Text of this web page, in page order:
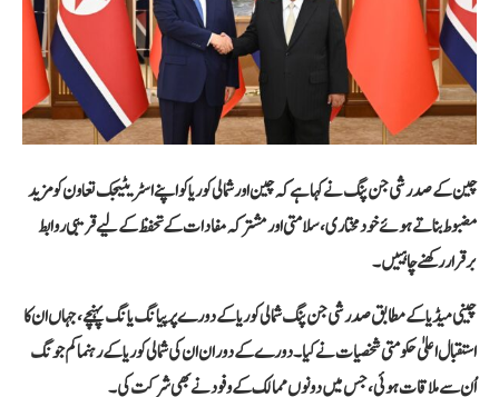
چین کے صدر شی جن پنگ نے کہا ہے کہ چین اور شمالی کوریا کو اپنے اسٹریٹیجک تعاون کو مزید
مضبوط بناتے ہوئے خودمختاری، سلامتی اور مشترکہ مفادات کے تحفظ کے لیے قریبی روابط
برقرار رکھنے چاہییں۔
چینی میڈیا کے مطابق صدر شی جن پنگ شمالی کوریا کے دورے پر پیانگ یانگ پہنچے، جہاں ان کا
استقبال اعلیٰ حکومتی شخصیات نے کیا۔ دورے کے دوران ان کی شمالی کوریا کے رہنما کم جونگ
اُن سے ملاقات ہوئی، جس میں دونوں ممالک کے وفود نے بھی شرکت کی۔